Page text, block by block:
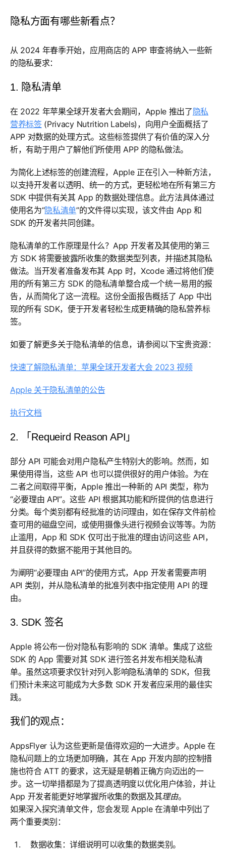
隐私方面有哪些新看点？
从 2024 年春季开始，应用商店的 APP 审查将纳入一些新
的隐私要求：
1. 隐私清单
在 2022 年苹果全球开发者大会期间，Apple 推出了 隐私
营养标签(Privacy Nutrition Labels)，向用户全面概括了
APP 对数据的处理方式。这些标签提供了有价值的深入分
析，有助于用户了解他们所使用 APP 的隐私做法。
为简化上述标签的创建流程，Apple 正在引入一种新方法，
以支持开发者以透明、统一的方式，更轻松地在所有第三方
SDK 中提供有关其 App 的数据处理信息。此方法具体通过
使用名为“隐私清单”的文件得以实现，该文件由 App 和
SDK 的开发者共同创建。
隐私清单的工作原理是什么？App 开发者及其使用的第三
方 SDK 将需要披露所收集的数据类型列表，并描述其隐私
做法。当开发者准备发布其 App 时，Xcode 通过将他们使
用的所有第三方 SDK 的隐私清单整合成一个统一易用的报
告，从而简化了这一流程。这份全面报告概括了 App 中出
现的所有 SDK，便于开发者轻松生成更精确的隐私营养标
签。
如要了解更多关于隐私清单的信息，请参阅以下宝贵资源：
快速了解隐私清单：苹果全球开发者大会 2023 视频
Apple 关于隐私清单的公告
执行文档
2. 「Requeird Reason API」
部分 API 可能会对用户隐私产生特别大的影响。然而，如
果使用得当，这些 API 也可以提供很好的用户体验。为在
二者之间取得平衡，Apple 推出一种新的 API 类型，称为
“必要理由 API”。这些 API 根据其功能和所提供的信息进行
分类。每个类别都有经批准的访问理由，如在保存文件前检
查可用的磁盘空间，或使用摄像头进行视频会议等等。为防
止滥用，App 和 SDK 仅可出于批准的理由访问这些 API，
并且获得的数据不能用于其他目的。
为阐明“必要理由 API”的使用方式，App 开发者需要声明
API 类别，并从隐私清单的批准列表中指定使用 API 的理
由。
3. SDK 签名
Apple 将公布一份对隐私有影响的 SDK 清单。集成了这些
SDK 的 App 需要对其 SDK 进行签名并发布相关隐私清
单。虽然这项要求仅针对列入影响隐私清单的 SDK，但我
们预计未来这可能成为大多数 SDK 开发者应采用的最佳实
践。
我们的观点：
AppsFlyer 认为这些更新是值得欢迎的一大进步。Apple 在
隐私问题上的立场更加明确，其在 App 开发内部的控制措
施也符合 ATT 的要求，这无疑是朝着正确方向迈出的一
步。这一切举措都是为了提高透明度以优化用户体验，并让
App 开发者能更好地掌握所收集的数据及其理由。
如果深入探究清单文件，您会发现 Apple 在清单中列出了
两个重要类别：
数据收集：详细说明可以收集的数据类别。